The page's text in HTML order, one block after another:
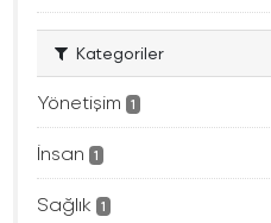
Kategoriler
Yönetişim 1
İnsan 1
Sağlık 1